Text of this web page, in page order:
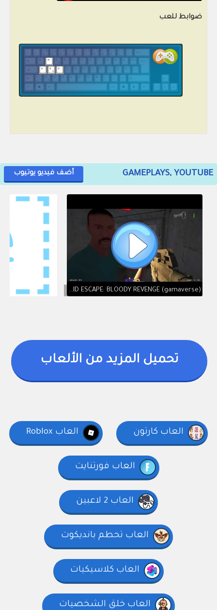
ضوابط للعب
GAMEPLAYS, YOUTUBE أضف فيديو يوتيوب
SQUID ESCAPE: BLOODY REVENGE (gamaverse)
تحميل المزيد من الألعاب
العاب كارتون العاب Roblox
العاب فورتنايت
العاب 2 لاعبين
العاب تحطم بانديكوت
العاب كلاسيكيات
العاب خلق الشخصيات